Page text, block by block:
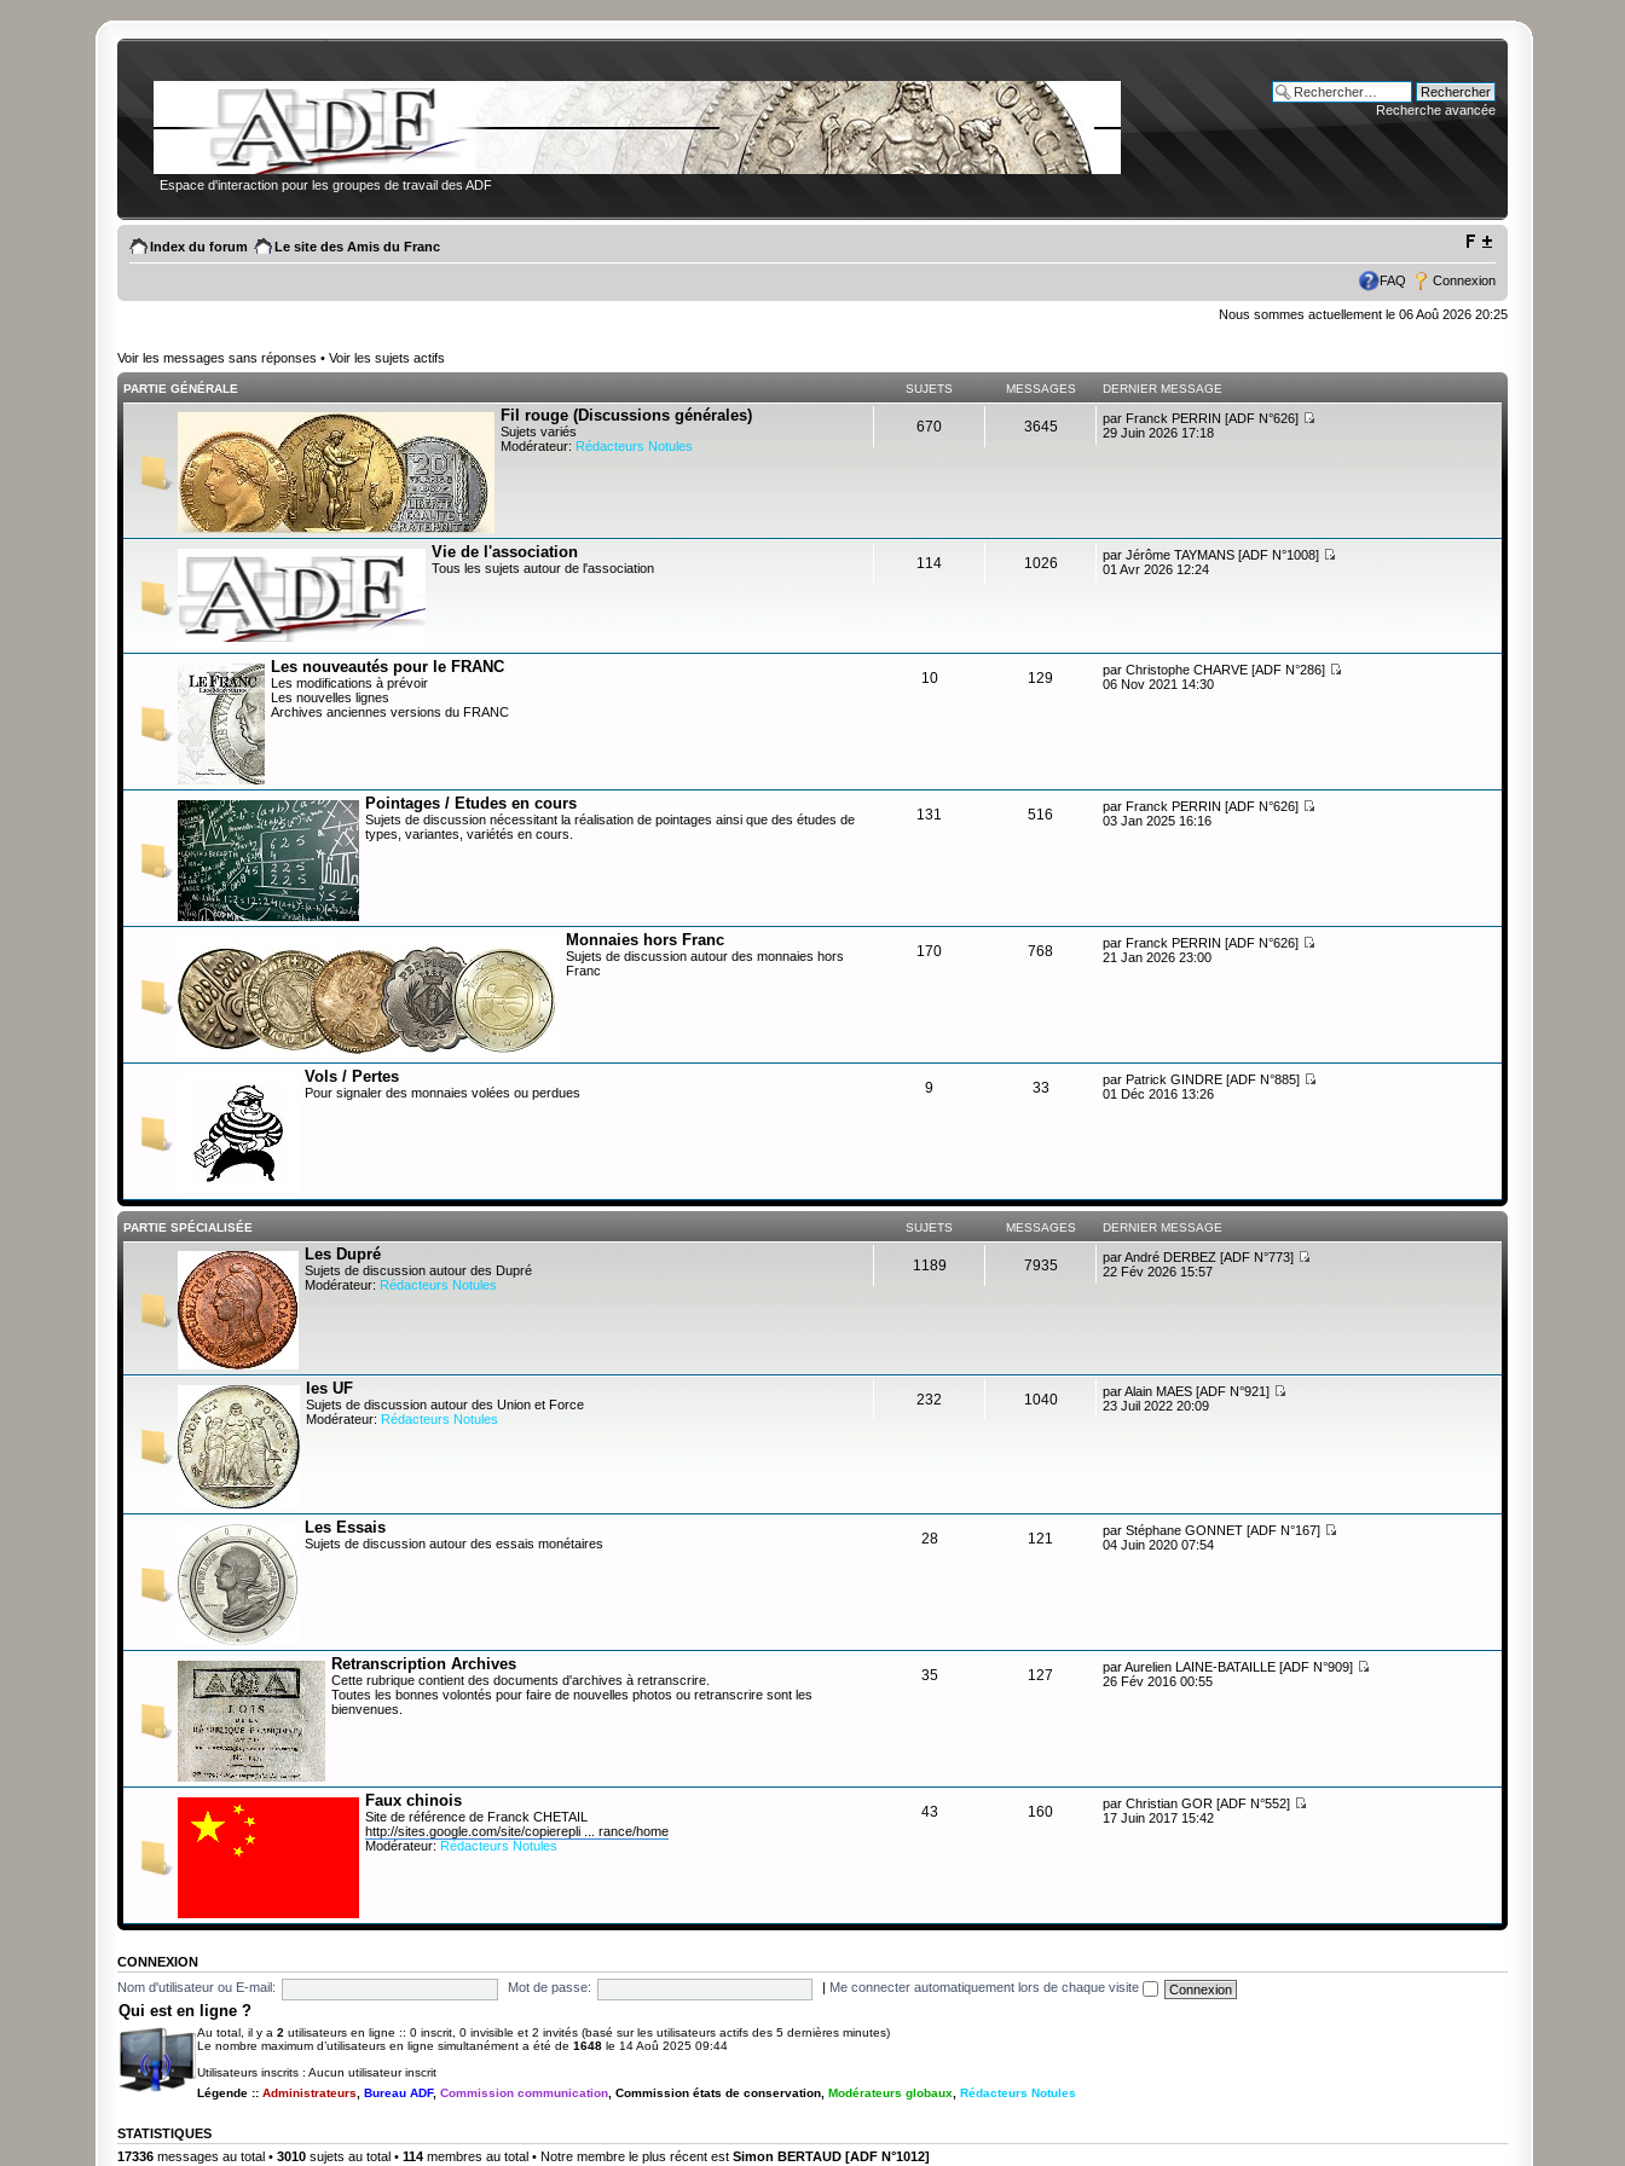
Espace d'interaction pour les groupes de travail des ADF
Recherche avancée
Index du forum Le site des Amis du Franc
FAQ Connexion
Nous sommes actuellement le 06 Aoû 2026 20:25
Voir les messages sans réponses • Voir les sujets actifs
PARTIE GÉNÉRALE SUJETS MESSAGES DERNIER MESSAGE
Fil rouge (Discussions générales)
Sujets variés
Modérateur: Rédacteurs Notules
670 3645 par Franck PERRIN [ADF N°626]
29 Juin 2026 17:18
Vie de l'association
Tous les sujets autour de l'association 114 1026 parJérôme TAYMANS [ADF N°1008]
01 Avr 2026 12:24
Les nouveautés pour le FRANC
Les modifications à prévoir
Les nouvelles lignes
Archives anciennes versions du FRANC
10 129 parChristophe CHARVE [ADF N°286]
06 Nov 2021 14:30
Pointages / Etudes en cours
Sujets de discussion nécessitant la réalisation de pointages ainsi que des études de
types, variantes, variétés en cours.
131 516 parFranck PERRIN [ADF N°626]
03 Jan 2025 16:16
Monnaies hors Franc
Sujets de discussion autour des monnaies hors
Franc
170 768 parFranck PERRIN [ADF N°626]
21 Jan 2026 23:00
Vols / Pertes
Pour signaler des monnaies volées ou perdues 9 33 parPatrick GINDRE [ADF N°885]
01 Déc 2016 13:26
PARTIE SPÉCIALISÉE SUJETS MESSAGES DERNIER MESSAGE
Les Dupré
Sujets de discussion autour des Dupré
Modérateur: Rédacteurs Notules
1189 7935 parAndré DERBEZ [ADF N°773]
22 Fév 2026 15:57
les UF
Sujets de discussion autour des Union et Force
Modérateur: Rédacteurs Notules
232 1040 parAlain MAES [ADF N°921]
23 Juil 2022 20:09
Les Essais
Sujets de discussion autour des essais monétaires 28 121 parStéphane GONNET [ADF N°167]
04 Juin 2020 07:54
Retranscription Archives
Cette rubrique contient des documents d'archives à retranscrire.
Toutes les bonnes volontés pour faire de nouvelles photos ou retranscrire sont les
bienvenues.
35 127 parAurelien LAINE-BATAILLE [ADF N°909]
26 Fév 2016 00:55
Faux chinois
Site de référence de Franck CHETAIL
http://sites.google.com/site/copierepli ... rance/home
Modérateur: Rédacteurs Notules
43 160 parChristian GOR [ADF N°552]
17 Juin 2017 15:42
CONNEXION
Nom d'utilisateur ou E-mail:
Mot de passe: Me connecter automatiquement lors de chaque visite
Qui est en ligne ?
Au total, il y a 2 utilisateurs en ligne :: 0 inscrit, 0 invisible et 2 invités (basé sur les utilisateurs actifs des 5 dernières minutes)
Le nombre maximum d’utilisateurs en ligne simultanément a été de 1648 le 14 Aoû 2025 09:44
Utilisateurs inscrits : Aucun utilisateur inscrit
Légende :: Administrateurs Bureau ADF, Commission communication Commission états de conservation Modérateurs globaux Rédacteurs Notules
STATISTIQUES
17336 messages au total • 3010 sujets au total • 114 membres au total • Notre membre le plus récent est Simon BERTAUD [ADF N°1012]